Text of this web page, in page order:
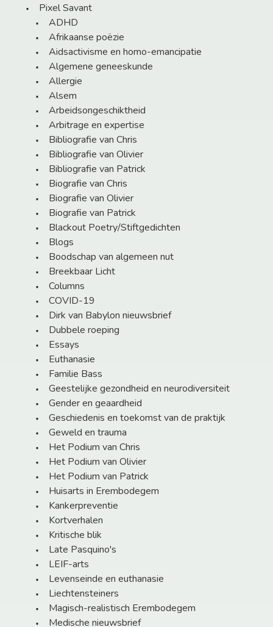
Pixel Savant
ADHD
Afrikaanse poëzie
Aidsactivisme en homo-emancipatie
Algemene geneeskunde
Allergie
Alsem
Arbeidsongeschiktheid
Arbitrage en expertise
Bibliografie van Chris
Bibliografie van Olivier
Bibliografie van Patrick
Biografie van Chris
Biografie van Olivier
Biografie van Patrick
Blackout Poetry/Stiftgedichten
Blogs
Boodschap van algemeen nut
Breekbaar Licht
Columns
COVID-19
Dirk van Babylon nieuwsbrief
Dubbele roeping
Essays
Euthanasie
Familie Bass
Geestelijke gezondheid en neurodiversiteit
Gender en geaardheid
Geschiedenis en toekomst van de praktijk
Geweld en trauma
Het Podium van Chris
Het Podium van Olivier
Het Podium van Patrick
Huisarts in Erembodegem
Kankerpreventie
Kortverhalen
Kritische blik
Late Pasquino's
LEIF-arts
Levenseinde en euthanasie
Liechtensteiners
Magisch-realistisch Erembodegem
Medische nieuwsbrief